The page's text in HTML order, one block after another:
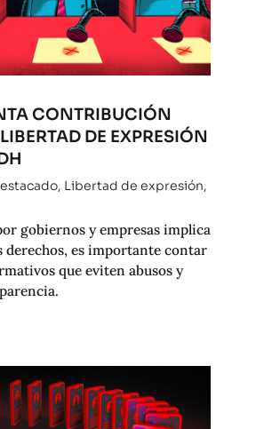
CONTRIBUCIÓN
DE EXPRESIÓN
, Libertad de expresión,
gobiernos y empresas implica
derechos, es importante contar
que eviten abusos y